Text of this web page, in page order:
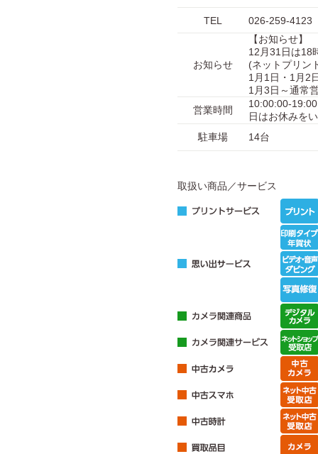
TEL 026-259-4123
お知らせ
【お知らせ】
12月31日は18
(ネットプリン
1月1日・1月2
1月3日～通常
営業時間
10:00:00-
日はお休みを
駐車場
14台
取扱い商品／サービス